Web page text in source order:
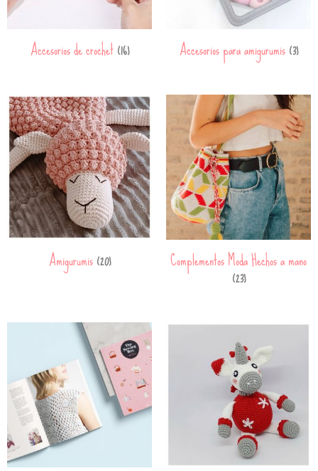
Accesorios de crochet(16) Accesorios para amigurumis(3)
Amigurumis(20) Complementos Moda Hechos a mano
(23)